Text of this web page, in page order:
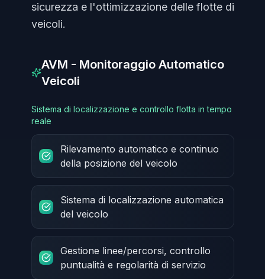
sicurezza e l'ottimizzazione delle flotte di
veicoli.
AVM - Monitoraggio Automatico
Veicoli
Sistema di localizzazione e controllo flotta in tempo
reale
Rilevamento automatico e continuo
della posizione del veicolo
Sistema di localizzazione automatica
del veicolo
Gestione linee/percorsi, controllo
puntualità e regolarità di servizio